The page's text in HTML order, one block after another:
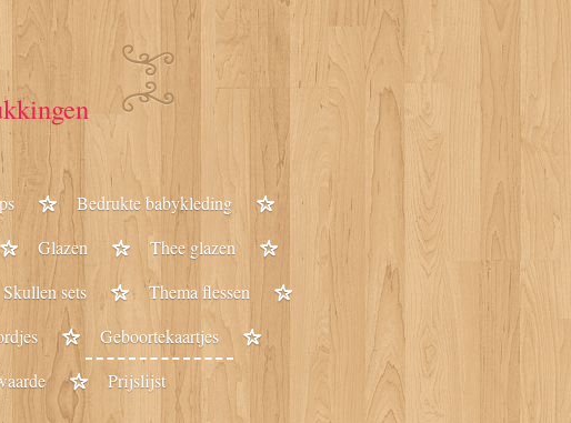
Bedrukte babykleding
Glazen
Thee glazen
Skullen sets
Thema flessen
Geboortekaartjes
Prijslijst